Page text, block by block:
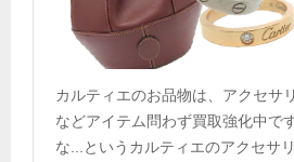
カルティエのお品物は、アクセサ
などアイテム問わず買取強化中で
な...というカルティエのアクセサ